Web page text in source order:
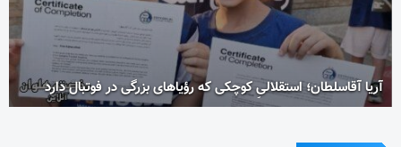
آریا آقاسلطان؛ استقلالیِ کوچکی که رؤیاهای بزرگی در فوتبال دارد